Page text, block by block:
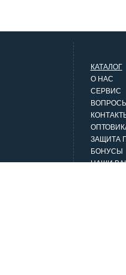
КАТАЛОГ
О НАС
СЕРВИС
ЗАЩИТА
БОНУСЫ
НАШИ